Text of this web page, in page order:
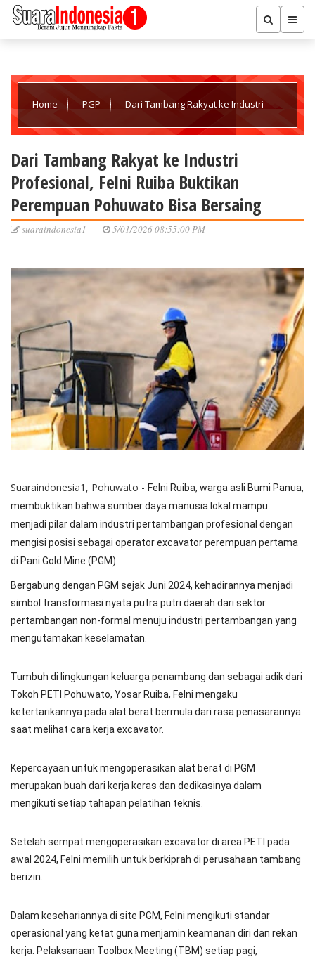
Home PGP Dari Tambang Rakyat ke Industri
Bersaing
Dari Tambang Rakyat ke Industri
Profesional, Felni Ruiba Buktikan
Perempuan Pohuwato Bisa Bersaing
suaraindonesia1 5/01/2026 08:55:00 PM
Suaraindonesia1, Pohuwato - Felni Ruiba, warga asli Bumi Panua,
membuktikan bahwa sumber daya manusia lokal mampu
menjadi pilar dalam industri pertambangan profesional dengan
mengisi posisi sebagai operator excavator perempuan pertama
di Pani Gold Mine (PGM).
Bergabung dengan PGM sejak Juni 2024, kehadirannya menjadi
simbol transformasi nyata putra putri daerah dari sektor
pertambangan non-formal menuju industri pertambangan yang
mengutamakan keselamatan.
Tumbuh di lingkungan keluarga penambang dan sebagai adik dari
Tokoh PETI Pohuwato, Yosar Ruiba, Felni mengaku
ketertarikannya pada alat berat bermula dari rasa penasarannya
saat melihat cara kerja excavator.
Kepercayaan untuk mengoperasikan alat berat di PGM
merupakan buah dari kerja keras dan dedikasinya dalam
mengikuti setiap tahapan pelatihan teknis.
Setelah sempat mengoperasikan excavator di area PETI pada
awal 2024, Felni memilih untuk berkiprah di perusahaan tambang
berizin.
Dalam kesehariannya di site PGM, Felni mengikuti standar
operasional yang ketat guna menjamin keamanan diri dan rekan
kerja. Pelaksanaan Toolbox Meeting (TBM) setiap pagi,